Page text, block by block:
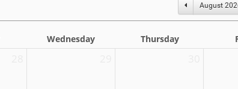
August
Wednesday Thursday